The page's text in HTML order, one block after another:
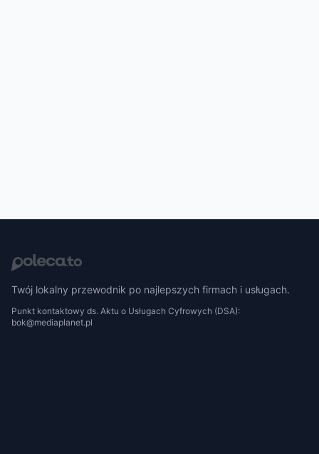
Twój lokalny przewodnik po najlepszych firmach i usługach.
Punkt kontaktowy ds. Aktu o Usługach Cyfrowych (DSA):
bok@mediaplanet.pl